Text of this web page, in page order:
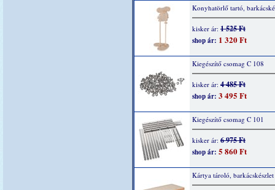
Konyhatörlő tartó,
kisker ár: 1 525 Ft
shop ár: 1 320 Ft
Kiegészítő csomag C 108
kisker ár: 4 485 Ft
shop ár: 3 495 Ft
Kiegészítő csomag C 101
kisker ár: 6 975 Ft
shop ár: 5 860 Ft
Kártya tároló, barkácskészlet